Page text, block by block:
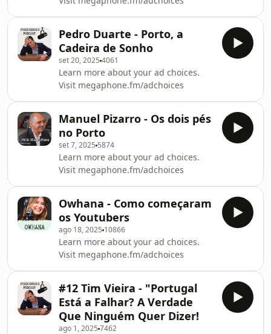
Pedro Duarte - Porto, a
Cadeira de Sonho
set 20, 2025 4061
Learn more about your ad choices.
Visit megaphone.fm/adchoices
Manuel Pizarro - Os dois pés
no Porto
set 7, 2025 5874
Learn more about your ad choices.
Visit megaphone.fm/adchoices
Owhana - Como começaram
os Youtubers
ago 18, 2025 10866
Learn more about your ad choices.
Visit megaphone.fm/adchoices
#12 Tim Vieira - "Portugal
Está a Falhar? A Verdade
Que Ninguém Quer Dizer!
ago 1, 2025 7462